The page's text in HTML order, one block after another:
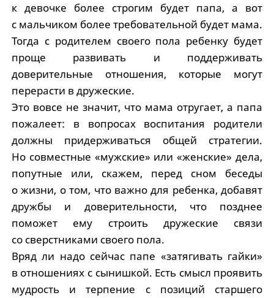
к девочке более строгим будет папа, а вот
с мальчиком более требовательной будет мама.
Тогда с родителем своего пола ребенку будет
проще развивать и поддерживать
доверительные отношения, которые могут
перерасти в дружеские.
Это вовсе не значит, что мама отругает, а папа
пожалеет: в вопросах воспитания родители
должны придерживаться общей стратегии.
Но совместные «мужские» или «женские» дела,
попутные или, скажем, перед сном беседы
о жизни, о том, что важно для ребенка, добавят
дружбы и доверительности, что позднее
поможет ему строить дружеские связи
со сверстниками своего пола.
Вряд ли надо сейчас папе «затягивать гайки»
в отношениях с сынишкой. Есть смысл проявить
мудрость и терпение с позиций старшего